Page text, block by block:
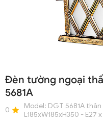
Đèn tường ngoại
5681A
0 Model: DGT 5681A
L185xW185xH350 - E27 x